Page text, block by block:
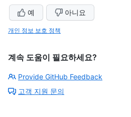
예 아니요
개인 정보 보호 정책
계속 도움이 필요하세요?
Provide GitHub Feedback
고객 지원 문의